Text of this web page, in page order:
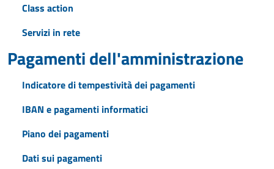
Class action
Servizi in rete
Pagamenti dell'amministrazione
Indicatore di tempestività dei pagamenti
IBAN e pagamenti informatici
Piano dei pagamenti
Dati sui pagamenti